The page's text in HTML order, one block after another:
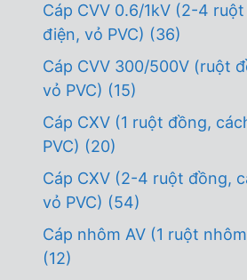
Cáp CVV 0.6/1kV (2-4
điện, vỏ PVC) (36)
Cáp CVV 300/500V (ruột
vỏ PVC) (15)
Cáp CXV (1 ruột đồng,
PVC) (20)
Cáp CXV (2-4 ruột đồng,
vỏ PVC) (54)
Cáp nhôm AV (1 ruột
(12)